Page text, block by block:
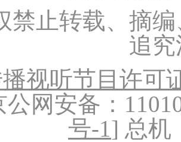
禁止转载、摘
追
视听节目许可
网安备：
号-1] 总机